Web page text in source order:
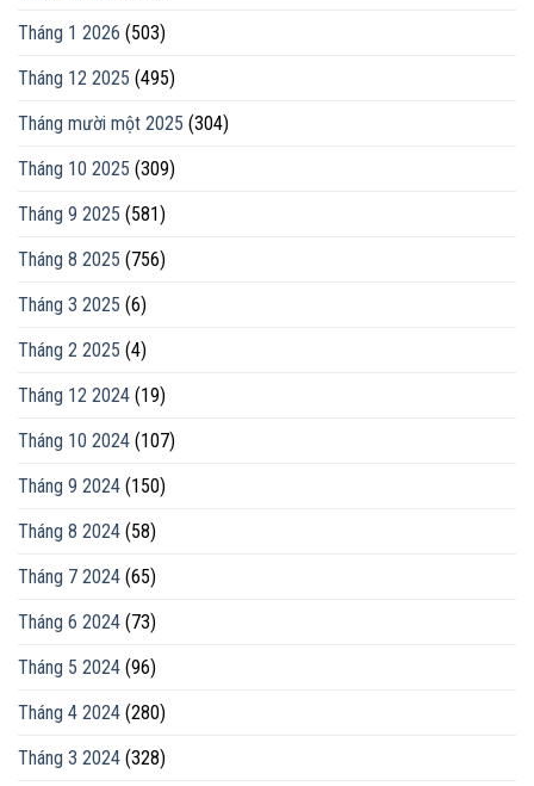
Tháng 1 2026 (503)
Tháng 12 2025 (495)
Tháng mười một 2025 (304)
Tháng 10 2025 (309)
Tháng 9 2025 (581)
Tháng 8 2025 (756)
Tháng 3 2025 (6)
Tháng 2 2025 (4)
Tháng 12 2024 (19)
Tháng 10 2024 (107)
Tháng 9 2024 (150)
Tháng 8 2024 (58)
Tháng 7 2024 (65)
Tháng 6 2024 (73)
Tháng 5 2024 (96)
Tháng 4 2024 (280)
Tháng 3 2024 (328)